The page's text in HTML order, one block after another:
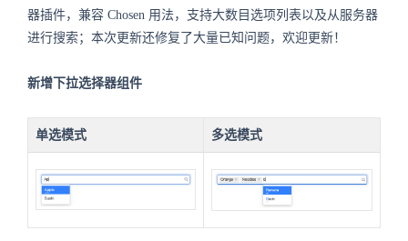
器插件，兼容 Chosen 用法，支持大数目选项列表以及从服务器
进行搜索；本次更新还修复了大量已知问题，欢迎更新！
新增下拉选择器组件
单选模式 多选模式